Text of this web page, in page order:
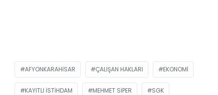
AFYONKARAHISAR ÇALIŞAN HAKLARI EKONOMI
KAYITLI ISTIHDAM MEHMET SIPER SGK